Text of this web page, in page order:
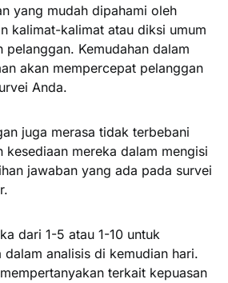
yang mudah dipahami oleh
kalimat-kalimat atau diksi umum
Kemudahan dalam
akan mempercepat pelanggan
Anda.
juga merasa tidak terbebani
kesediaan mereka dalam mengisi
jawaban yang ada pada survei
dari 1-5 atau 1-10 untuk
dalam analisis di kemudian hari.
terkait kepuasan